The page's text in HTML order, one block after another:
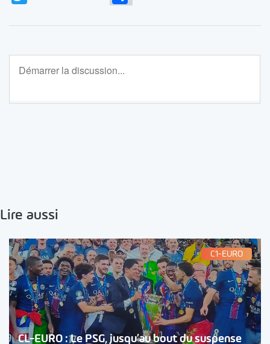
Lire aussi
C1-EURO
CL-EURO : Le PSG, jusqu’au bout du suspense